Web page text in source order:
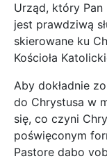
Urząd, który Pan
jest prawdziwą
skierowane ku
Kościoła
Aby dokładnie
do Chrystusa w
się, co czyni
poświęconym
Pastore dabo